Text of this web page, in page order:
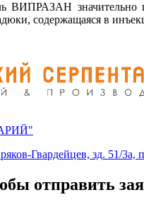
ВИПРАЗАН значительно
содержащаяся в
Гвардейцев, зд. 51/3а,
отправить